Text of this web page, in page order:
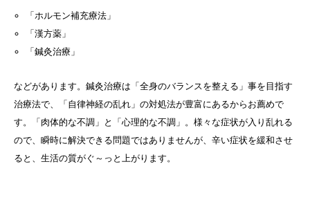
「ホルモン補充療法」
「漢方薬」
「鍼灸治療」
などがあります。鍼灸治療は「全身のバランスを整える」事を目指す
治療法で、「自律神経の乱れ」の対処法が豊富にあるからお薦めで
す。「肉体的な不調」と「心理的な不調」。様々な症状が入り乱れる
ので、瞬時に解決できる問題ではありませんが、辛い症状を緩和させ
ると、生活の質がぐ～っと上がります。